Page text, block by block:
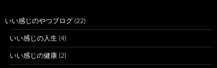
いい感じのやつブログ (22)
いい感じの人生 (4)
いい感じの健康 (2)